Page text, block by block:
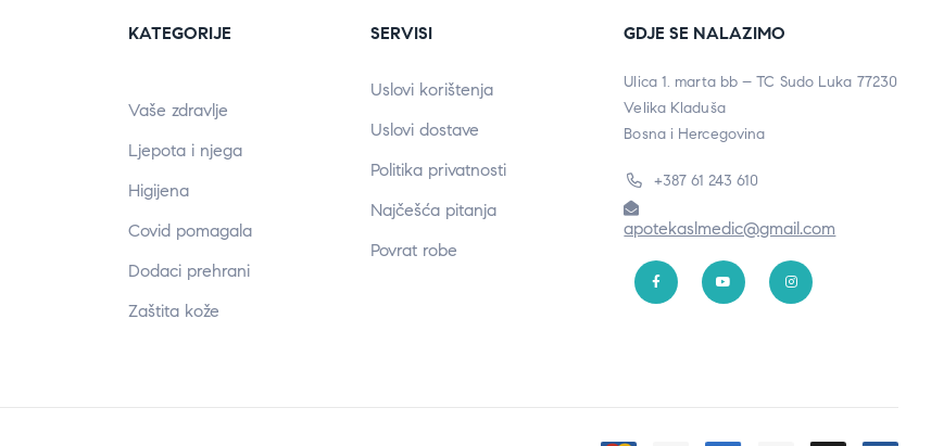
KATEGORIJE
Vaše zdravlje
Ljepota i njega
Higijena
Covid pomagala
Dodaci prehrani
Zaštita kože
SERVISI
Uslovi korištenja
Uslovi dostave
Politika privatnosti
Najčešća pitanja
Povrat robe
GDJE SE NALAZIMO
Ulica 1. marta bb – TC Sudo Luka 77230
Velika Kladuša
Bosna i Hercegovina
+387 61 243 610
apotekaslmedic@gmail.com